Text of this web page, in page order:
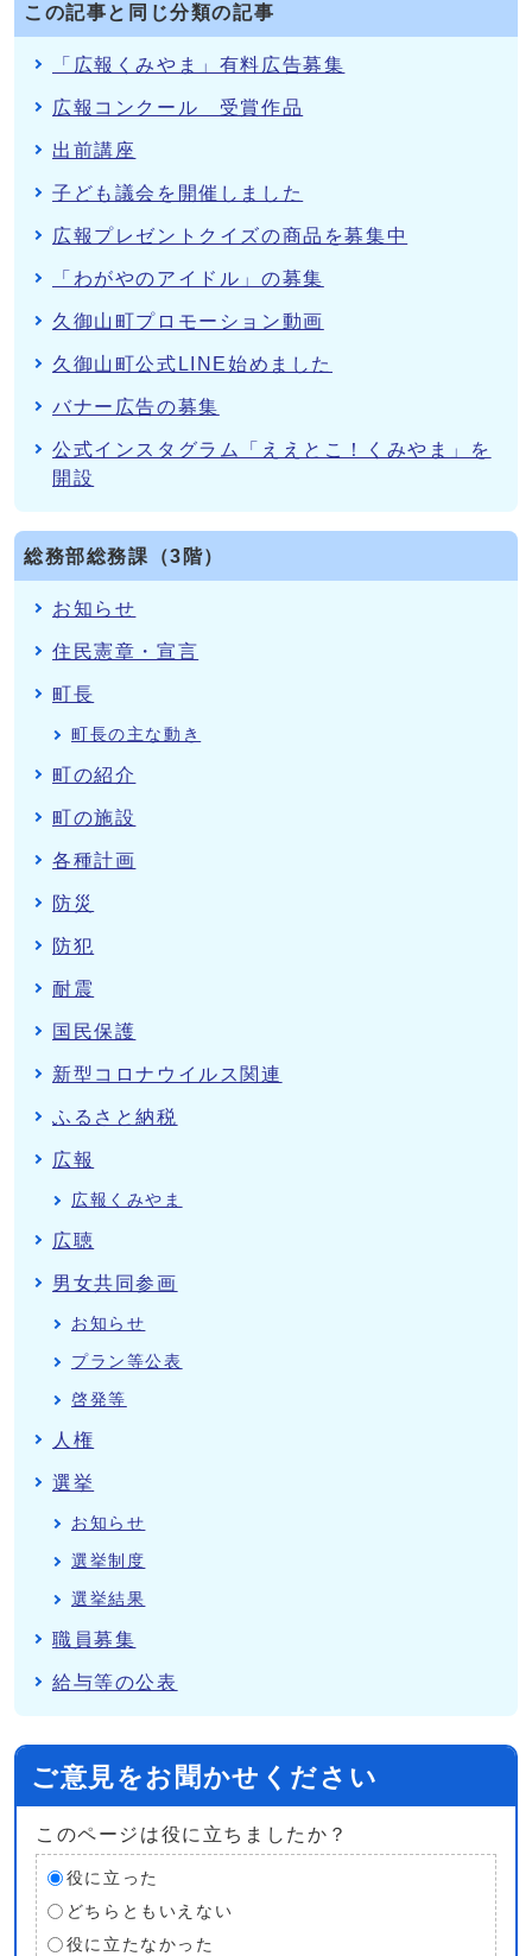
この記事と同じ分類の記事
「広報くみやま」有料広告募集
広報コンクール 受賞作品
出前講座
子ども議会を開催しました
広報プレゼントクイズの商品を募集中
「わがやのアイドル」の募集
久御山町プロモーション動画
久御山町公式LINE始めました
バナー広告の募集
公式インスタグラム「ええとこ！くみやま」を
開設
総務部総務課（3階）
お知らせ
住民憲章・宣言
町長
町長の主な動き
町の紹介
町の施設
各種計画
防災
防犯
耐震
国民保護
新型コロナウイルス関連
ふるさと納税
広報
広報くみやま
広聴
男女共同参画
お知らせ
プラン等公表
啓発等
人権
選挙
お知らせ
選挙制度
選挙結果
職員募集
給与等の公表
ご意見をお聞かせください
このページは役に立ちましたか？
役に立った
どちらともいえない
役に立たなかった